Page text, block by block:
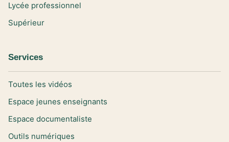
Lycée professionnel
Supérieur
Services
Toutes les vidéos
Espace jeunes enseignants
Espace documentaliste
Outils numériques